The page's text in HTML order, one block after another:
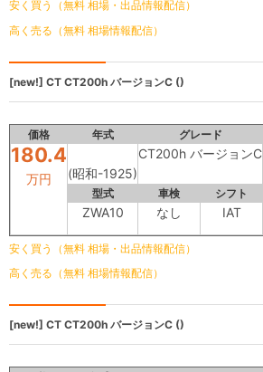
安く買う（無料 相場・出品情報配信）
高く売る（無料 相場情報配信）
[new!] CT CT200h バージョンC ()
価格 年式 グレード
180.4
万円 (昭和-1925)
CT200h バージョンC
型式 車検 シフト
ZWA10 なし IAT
安く買う（無料 相場・出品情報配信）
高く売る（無料 相場情報配信）
[new!] CT CT200h バージョンC ()